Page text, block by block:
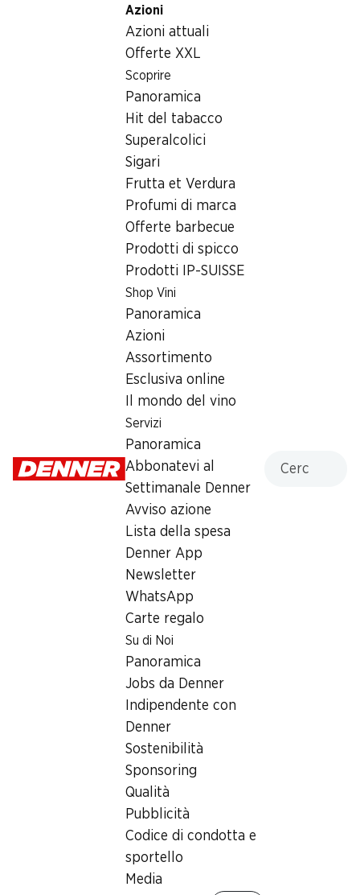
Azioni
Azioni attuali
Offerte XXL
Scoprire
Panoramica
Hit del tabacco
Superalcolici
Sigari
Frutta et Verdura
Profumi di marca
Offerte barbecue
Prodotti di spicco
Prodotti IP-SUISSE
Shop Vini
Panoramica
Azioni
Assortimento
Esclusiva online
Il mondo del vino
Servizi
Panoramica
Abbonatevi al
Settimanale Denner
Avviso azione
Lista della spesa
Denner App
Newsletter
WhatsApp
Carte regalo
Su di Noi
Panoramica
Jobs da Denner
Indipendente con
Denner
Sostenibilità
Sponsoring
Qualità
Pubblicità
Codice di condotta e
sportello
Media
Generi alimentari
Bevanda alla mandorla al naturale enerBiO
Bevanda alla mandorla al
naturale enerBiO
0% di zucchero, 1 litro
1023862
Altri clienti hanno acquistato
Vignerolle Rustique Cremo
a pasta semidura, di Sierre, ca. 375